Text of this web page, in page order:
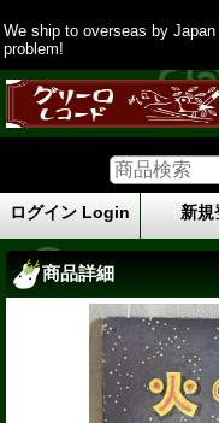
We ship to overseas by
problem!
ログイン Login 新
商品詳細